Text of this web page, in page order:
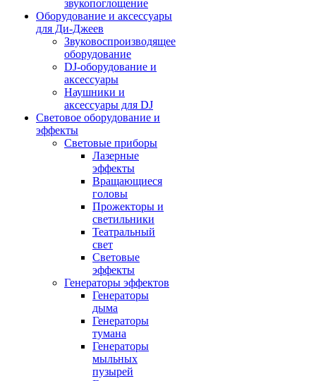
звукопоглощение
Оборудование и аксессуары
для Ди-Джеев
Звуковоспроизводящее
оборудование
DJ-оборудование и
аксессуары
Наушники и
аксессуары для DJ
Световое оборудование и
эффекты
Световые приборы
Лазерные
эффекты
Вращающиеся
головы
Прожекторы и
светильники
Театральный
свет
Световые
эффекты
Генераторы эффектов
Генераторы
дыма
Генераторы
тумана
Генераторы
мыльных
пузырей